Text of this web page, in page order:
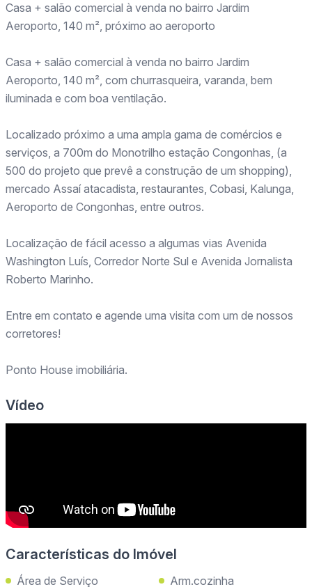
Casa + salão comercial à venda no bairro Jardim
Aeroporto, 140 m², próximo ao aeroporto
Casa + salão comercial à venda no bairro Jardim
Aeroporto, 140 m², com churrasqueira, varanda, bem
iluminada e com boa ventilação.
Localizado próximo a uma ampla gama de comércios e
serviços, a 700m do Monotrilho estação Congonhas, (a
500 do projeto que prevê a construção de um shopping),
mercado Assaí atacadista, restaurantes, Cobasi, Kalunga,
Aeroporto de Congonhas, entre outros.
Localização de fácil acesso a algumas vias Avenida
Washington Luís, Corredor Norte Sul e Avenida Jornalista
Roberto Marinho.
Entre em contato e agende uma visita com um de nossos
corretores!
Ponto House imobiliária.
Vídeo
Características do Imóvel
Área de Serviço Arm.cozinha